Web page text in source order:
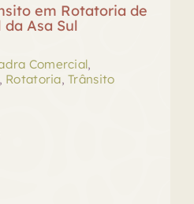
em Rotatoria de
Asa Sul
Comercial,
, Rotatoria,Trânsito